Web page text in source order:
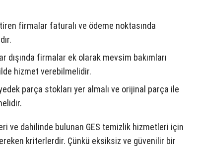
firmalar faturalı ve ödeme noktasında
dışında firmalar ek olarak mevsim bakımları
hizmet verebilmelidir.
parça stokları yer almalı ve orijinal parça ile
ve dahilinde bulunan GES temizlik hizmetleri için
kriterlerdir. Çünkü eksiksiz ve güvenilir bir